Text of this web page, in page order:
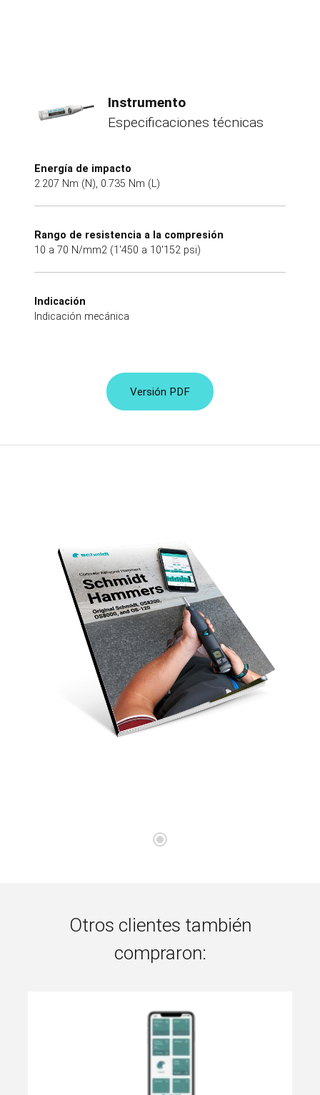
Instrumento
Especificaciones técnicas
Energía de impacto
2.207 Nm (N), 0.735 Nm (L)
Rango de resistencia a la compresión
10 a 70 N/mm2 (1'450 a 10'152 psi)
Indicación
Indicación mecánica
Versión PDF
Otros clientes también
compraron: